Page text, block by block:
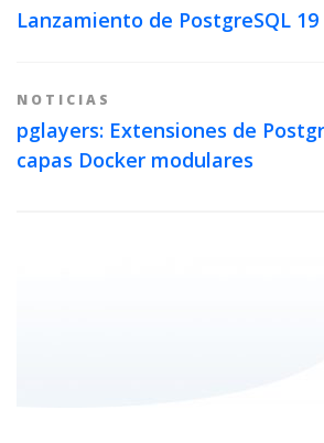
Lanzamiento de PostgreSQL
NOTICIAS
pglayers: Extensiones de
capas Docker modulares